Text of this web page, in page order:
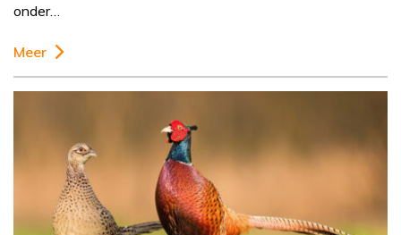
onder…
Meer